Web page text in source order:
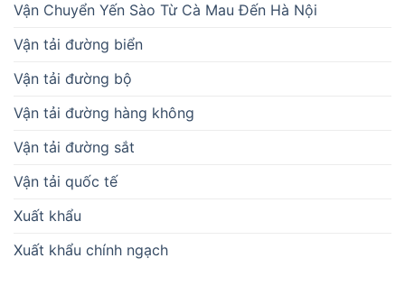
Vận Chuyển Yến Sào Từ Cà Mau Đến Hà Nội
Vận tải đường biển
Vận tải đường bộ
Vận tải đường hàng không
Vận tải đường sắt
Vận tải quốc tế
Xuất khẩu
Xuất khẩu chính ngạch